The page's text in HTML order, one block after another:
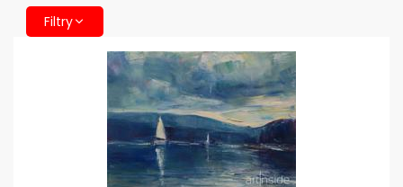
Filtry